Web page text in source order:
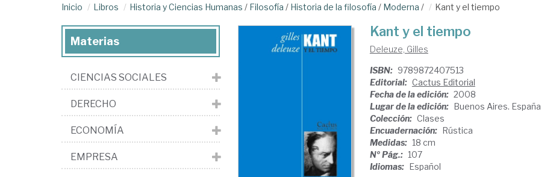
Inicio Libros Historia y Ciencias Humanas / Filosofía / Historia de la filosofía / Moderna / Kant y el tiempo
Kant y el tiempo
Deleuze, Gilles
ISBN: 9789872407513
Editorial: Cactus Editorial
Fecha de la edición: 2008
Lugar de la edición: Buenos Aires. España
Colección: Clases
Encuadernación: Rústica
Medidas: 18 cm
Nº Pág.: 107
Idiomas: Español
Materias
CIENCIAS SOCIALES
DERECHO
ECONOMÍA
EMPRESA